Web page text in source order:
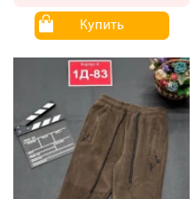
Купить